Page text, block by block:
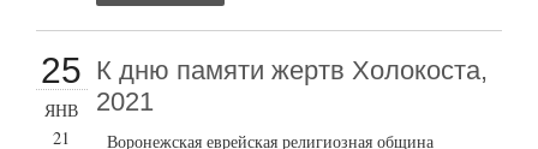
25
ЯНВ
21
К дню памяти жертв Холокоста,
2021
Воронежская еврейская религиозная община